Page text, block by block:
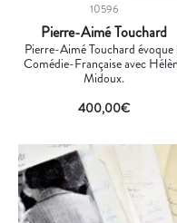
10596
Pierre-Aimé Touchard
Pierre-Aimé Touchard évoque
Comédie-Française avec
Midoux.
400,00€